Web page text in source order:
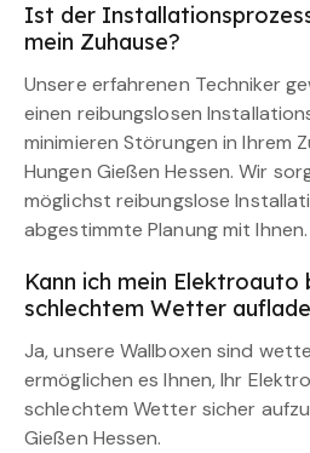
Ist der
mein Zuhause?
Unsere erfahrenen Techniker
einen reibungslosen
minimieren Störungen in Ihrem
Hungen Gießen Hessen. Wir
möglichst reibungslose
abgestimmte Planung mit Ihnen.
Kann ich mein Elektroauto
schlechtem Wetter
Ja, unsere Wallboxen sind
ermöglichen es Ihnen, Ihr
schlechtem Wetter sicher
Gießen Hessen.